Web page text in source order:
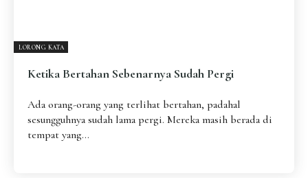
EXTREME DISTORTION
LORONG KATA
Ketika Bertahan Sebenarnya Sudah Pergi
Ada orang-orang yang terlihat bertahan, padahal
sesungguhnya sudah lama pergi. Mereka masih berada di
tempat yang...